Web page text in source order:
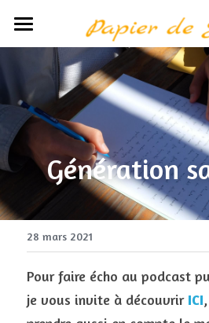
Accueil
Le concept
Avis
Participants
Partenaires
Médias
Boutique
POWERED BY
Génération
28 mars 2021
Pour faire écho au podcast
je vous invite à découvrir ICI
LES CATÉGORIES DE
Toutes les catégories